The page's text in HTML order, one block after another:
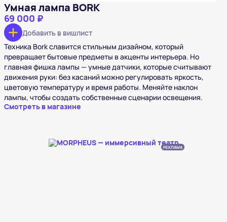
Умная лампа BORK
69 000 ₽
Добавить в вишлист
Техника Bork славится стильным дизайном, который
превращает бытовые предметы в акценты интерьера. Но
главная фишка лампы — умные датчики, которые считывают
движения руки: без касаний можно регулировать яркость,
цветовую температуру и время работы. Меняйте наклон
лампы, чтобы создать собственные сценарии освещения.
Смотреть в магазине
РЕКЛАМА